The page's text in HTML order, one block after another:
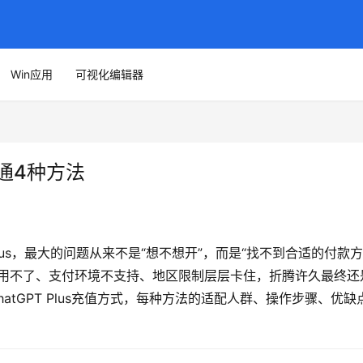
Win应用 可视化编辑器
4种方法
最大的问题从来不是“想不想开”，而是“找不到合适的付款方
不了、支付环境不支持、地区限制层层卡住，折腾许久最终还
Plus充值方式，每种方法的适配人群、操作步骤、优缺